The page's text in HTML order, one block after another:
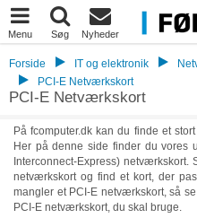
Menu Søg Nyheder
Forside IT og elektronik
PCI-E Netværkskort
PCI-E Netværkskort
På fcomputer.dk kan du finde et
Her på denne side finder du vores
Interconnect-Express)
netværkskort og find et kort, der
mangler et PCI-E netværkskort, så
PCI-E netværkskort, du skal bruge.